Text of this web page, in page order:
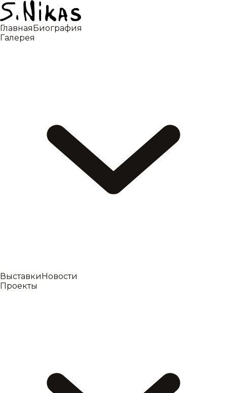
ГлавнаяБиография
Галерея
ВыставкиНовости
Проекты